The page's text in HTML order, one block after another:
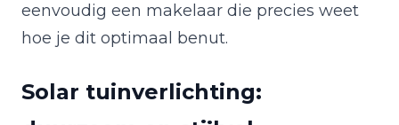
eenvoudig een makelaar die precies weet
hoe je dit optimaal benut.
Solar tuinverlichting: